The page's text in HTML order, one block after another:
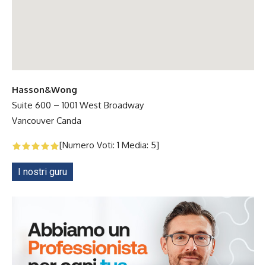
Hasson&Wong
Suite 600 – 1001 West Broadway
Vancouver Canda
[Numero Voti: 1 Media: 5]
I nostri guru